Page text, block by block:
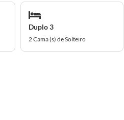
Duplo 3
2 Cama (s) de Solteiro